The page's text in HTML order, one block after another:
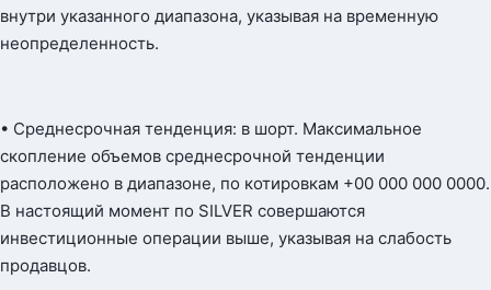
внутри указанного диапазона, указывая на временную
неопределенность.
• Среднесрочная тенденция: в шорт. Максимальное
скопление объемов среднесрочной тенденции
расположено в диапазоне, по котировкам +00 000 000 0000.
В настоящий момент по SILVER совершаются
инвестиционные операции выше, указывая на слабость
продавцов.